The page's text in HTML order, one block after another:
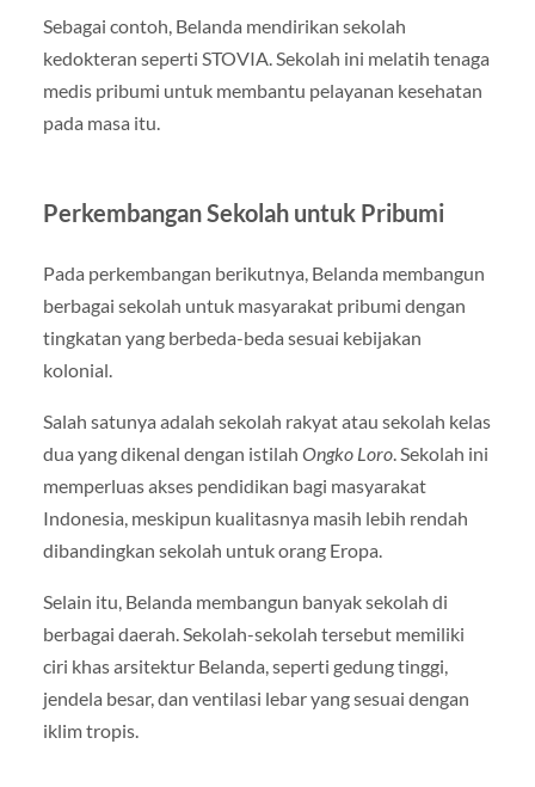
Sebagai contoh, Belanda mendirikan sekolah
kedokteran seperti STOVIA. Sekolah ini melatih tenaga
medis pribumi untuk membantu pelayanan kesehatan
pada masa itu.
Perkembangan Sekolah untuk Pribumi
Pada perkembangan berikutnya, Belanda membangun
berbagai sekolah untuk masyarakat pribumi dengan
tingkatan yang berbeda-beda sesuai kebijakan
kolonial.
Salah satunya adalah sekolah rakyat atau sekolah kelas
dua yang dikenal dengan istilah Ongko Loro. Sekolah ini
memperluas akses pendidikan bagi masyarakat
Indonesia, meskipun kualitasnya masih lebih rendah
dibandingkan sekolah untuk orang Eropa.
Selain itu, Belanda membangun banyak sekolah di
berbagai daerah. Sekolah-sekolah tersebut memiliki
ciri khas arsitektur Belanda, seperti gedung tinggi,
jendela besar, dan ventilasi lebar yang sesuai dengan
iklim tropis.